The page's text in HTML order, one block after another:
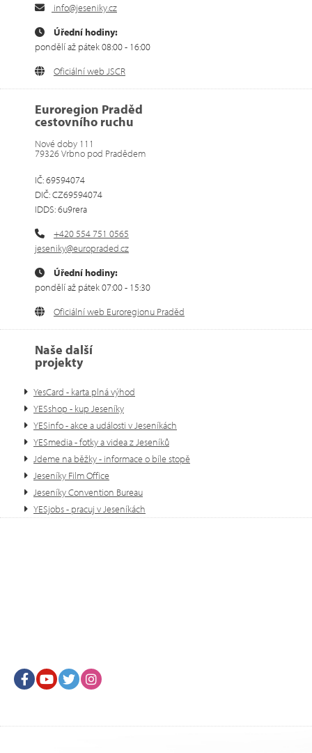
info@jeseniky.cz
Úřední hodiny:
pondělí až pátek 08:00 - 16:00
Oficiální web JSCR
Euroregion Praděd
cestovního ruchu
Nové doby 111
79326 Vrbno pod Pradědem
IČ: 69594074
DIČ: CZ69594074
IDDS: 6u9rera
+420 554 751 0565
jeseniky@europraded.cz
Úřední hodiny:
pondělí až pátek 07:00 - 15:30
Oficiální web Euroregionu Praděd
Naše další
projekty
YesCard - karta plná výhod
YESshop - kup Jeseníky
YESinfo - akce a události v Jeseníkách
YESmedia - fotky a videa z Jeseníků
Jdeme na běžky - informace o bíle stopě
Jeseníky Film Office
Jeseníky Convention Bureau
YESjobs - pracuj v Jeseníkách
FacebookYoutubeTwitter